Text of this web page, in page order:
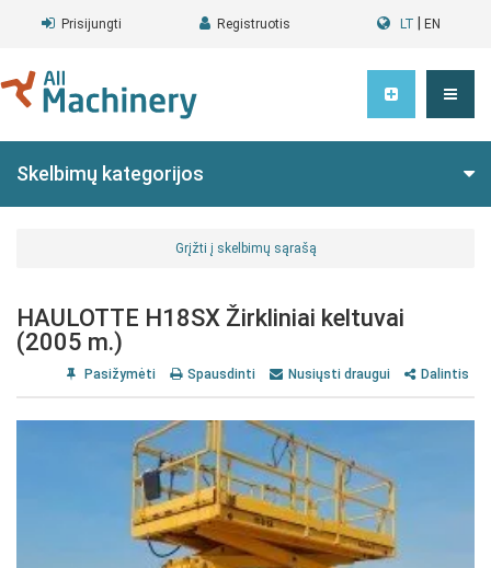
Prisijungti Registruotis LT EN
Skelbimų kategorijos
Grįžti į skelbimų sąrašą
HAULOTTE H18SX Žirkliniai keltuvai
(2005 m.)
Pasižymėti Spausdinti Nusiųsti draugui Dalintis